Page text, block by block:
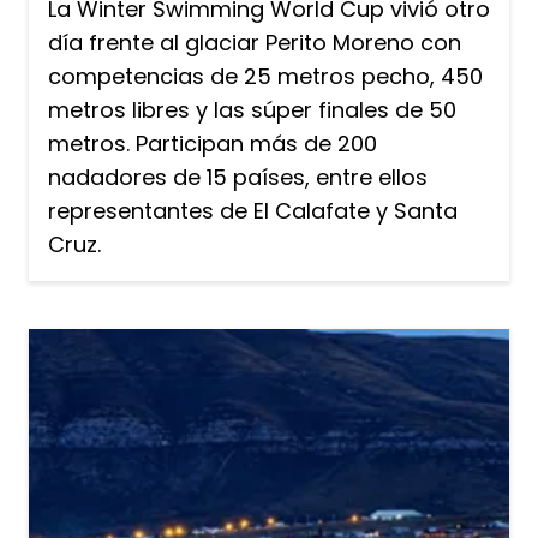
La Winter Swimming World Cup vivió otro
día frente al glaciar Perito Moreno con
competencias de 25 metros pecho, 450
metros libres y las súper finales de 50
metros. Participan más de 200
nadadores de 15 países, entre ellos
representantes de El Calafate y Santa
Cruz.